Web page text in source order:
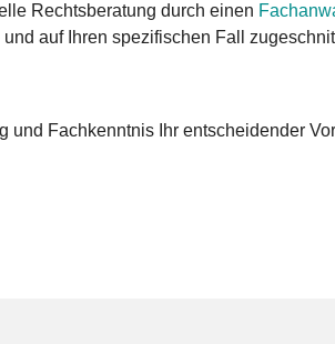
Rechtsberatung durch einen
auf Ihren spezifischen Fall
und Fachkenntnis Ihr entscheidender